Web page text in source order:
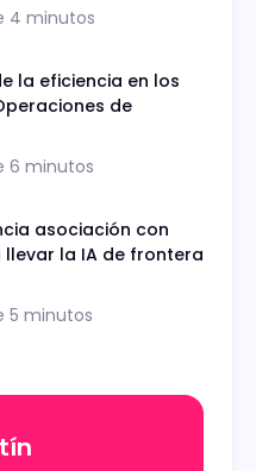
4 minutos
la eficiencia en los
de
6 minutos
asociación con
llevar la IA de frontera
5 minutos